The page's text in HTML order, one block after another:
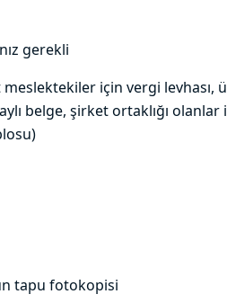
gerekli
için vergi levhası,
belge, şirket ortaklığı olanlar
tapu fotokopisi